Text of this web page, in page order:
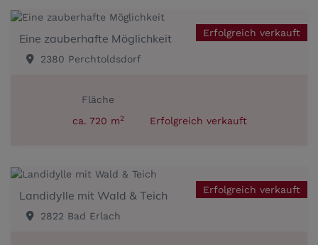
Erfolgreich verkauft
Eine zauberhafte Möglichkeit
2380 Perchtoldsdorf
Fläche
ca. 720 m2 Erfolgreich verkauft
Erfolgreich verkauft
Landidylle mit Wald & Teich
2822 Bad Erlach